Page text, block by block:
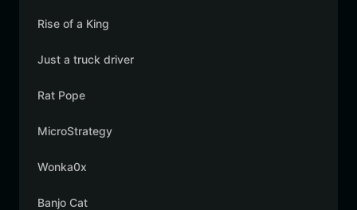
Rise of a King
Just a truck driver
Rat Pope
MicroStrategy
Wonka0x
Banjo Cat